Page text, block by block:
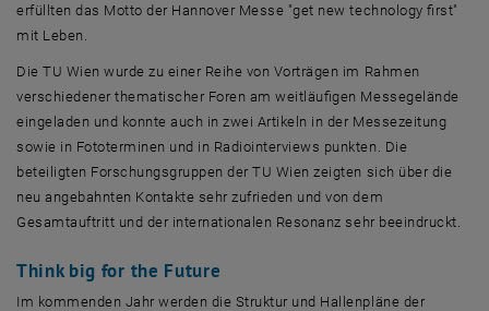
erfüllten das Motto der Hannover Messe "get new technology first"
mit Leben.
Die TU Wien wurde zu einer Reihe von Vorträgen im Rahmen
verschiedener thematischer Foren am weitläufigen Messegelände
eingeladen und konnte auch in zwei Artikeln in der Messezeitung
sowie in Fototerminen und in Radiointerviews punkten. Die
beteiligten Forschungsgruppen der TU Wien zeigten sich über die
neu angebahnten Kontakte sehr zufrieden und von dem
Gesamtauftritt und der internationalen Resonanz sehr beeindruckt.
Think big for the Future
Im kommenden Jahr werden die Struktur und Hallenpläne der